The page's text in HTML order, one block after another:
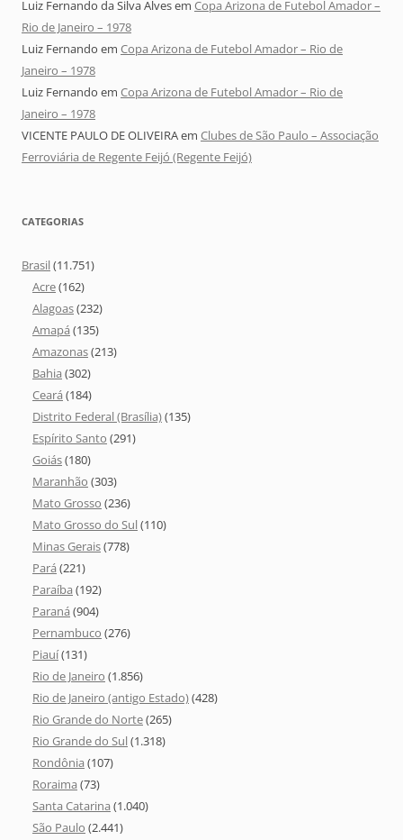
Luiz Fernando da Silva Alvesem Copa Arizona de Futebol Amador –
Rio de Janeiro – 1978
Luiz Fernando em Copa Arizona de Futebol Amador – Rio de
Janeiro – 1978
Luiz Fernando em Copa Arizona de Futebol Amador – Rio de
Janeiro – 1978
VICENTE PAULO DE OLIVEIRAem Clubes de São Paulo – Associação
Ferroviária de Regente Feijó (Regente Feijó)
CATEGORIAS
Brasil(11.751)
Acre(162)
Alagoas(232)
Amapá (135)
Amazonas(213)
Bahia (302)
Ceará (184)
Distrito Federal (Brasília)(135)
Espírito Santo (291)
Goiás(180)
Maranhão (303)
Mato Grosso (236)
Mato Grosso do Sul(110)
Minas Gerais(778)
Pará (221)
Paraíba (192)
Paraná (904)
Pernambuco (276)
Piauí(131)
Rio de Janeiro (1.856)
Rio de Janeiro (antigo Estado)(428)
Rio Grande do Norte(265)
Rio Grande do Sul(1.318)
Rondônia (107)
Roraima (73)
Santa Catarina (1.040)
São Paulo (2.441)